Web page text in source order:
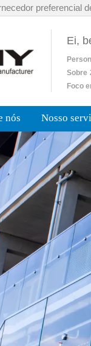
preferencial
Ei,
Sobre
Foco
nós Nosso